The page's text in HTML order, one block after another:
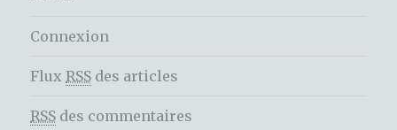
Connexion
Flux RSS des articles
RSS des commentaires